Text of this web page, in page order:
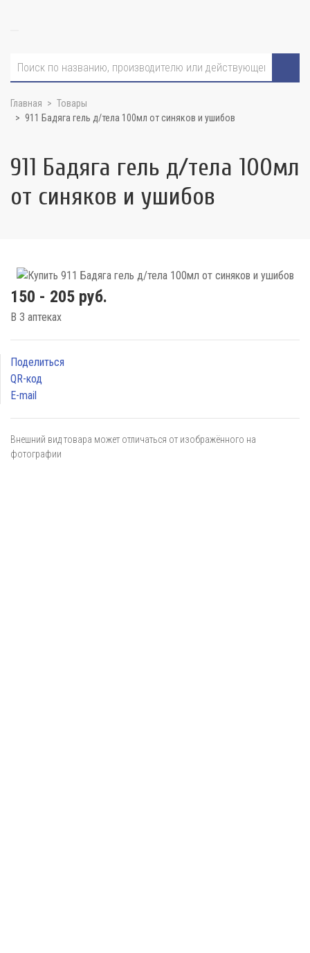
Главная
Товары
911 Бадяга гель д/тела 100мл от синяков и ушибов
911 Бадяга гель д/тела 100мл
от синяков и ушибов
150 - 205 руб.
В 3 аптеках
Поделиться
QR-код
E-mail
Внешний вид товара может отличаться от изображённого на
фотографии